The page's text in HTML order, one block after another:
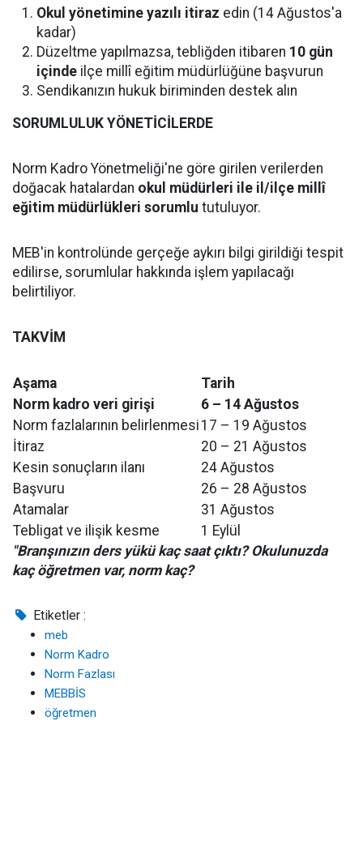
Okul yönetimine yazılı itiraz edin (14 Ağustos'a
kadar)
Düzeltme yapılmazsa, tebliğden itibaren 10 gün
içinde ilçe millî eğitim müdürlüğüne başvurun
Sendikanızın hukuk biriminden destek alın
SORUMLULUK YÖNETİCİLERDE
Norm Kadro Yönetmeliği'ne göre girilen verilerden
doğacak hatalardan okul müdürleri ile il/ilçe millî
eğitim müdürlükleri sorumlu tutuluyor.
MEB'in kontrolünde gerçeğe aykırı bilgi girildiği tespit
edilirse, sorumlular hakkında işlem yapılacağı
belirtiliyor.
TAKVİM
Aşama
Tarih
Norm kadro veri girişi
6 – 14 Ağustos
Norm fazlalarının belirlenmesi 17 – 19 Ağustos
İtiraz
20 – 21 Ağustos
Kesin sonuçların ilanı
24 Ağustos
Başvuru
26 – 28 Ağustos
Atamalar
31 Ağustos
Tebligat ve ilişik kesme
1 Eylül
"Branşınızın ders yükü kaç saat çıktı? Okulunuzda
kaç öğretmen var, norm kaç?
Etiketler :
meb
Norm Kadro
Norm Fazlası
MEBBİS
öğretmen